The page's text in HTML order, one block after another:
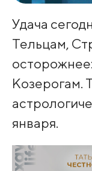
Удача
Тельцам,
Козерогам.
января.